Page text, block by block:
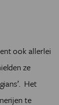
ook allerlei
ze
Het
te